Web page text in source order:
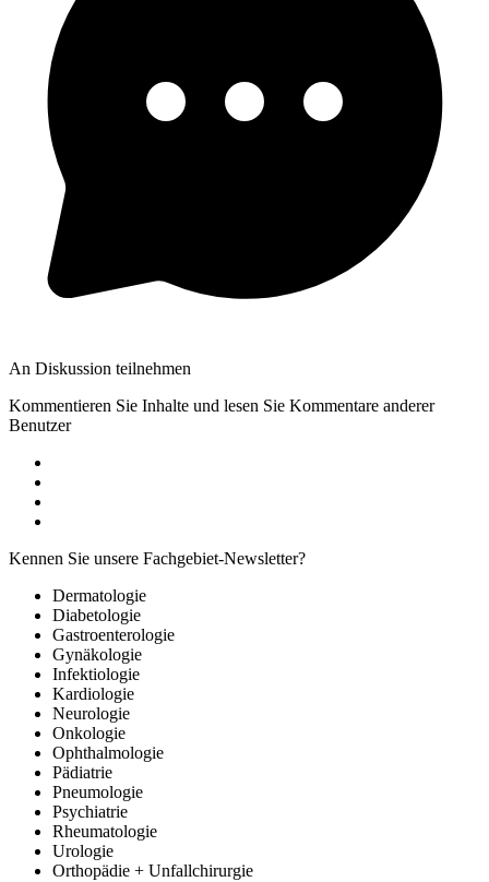
An Diskussion teilnehmen
Kommentieren Sie Inhalte und lesen Sie Kommentare anderer
Benutzer
Kennen Sie unsere Fachgebiet-Newsletter?
Dermatologie
Diabetologie
Gastroenterologie
Gynäkologie
Infektiologie
Kardiologie
Neurologie
Onkologie
Ophthalmologie
Pädiatrie
Pneumologie
Psychiatrie
Rheumatologie
Urologie
Orthopädie + Unfallchirurgie